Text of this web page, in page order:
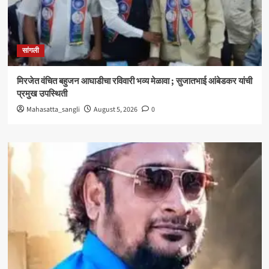
सांगली
मिरजेत वंचित बहुजन आघाडीचा रविवारी भव्य मेळावा ; सुजातभाई आंबेडकर यांची
प्रमुख उपस्थिती
Mahasatta_sangli August 5, 2026 0